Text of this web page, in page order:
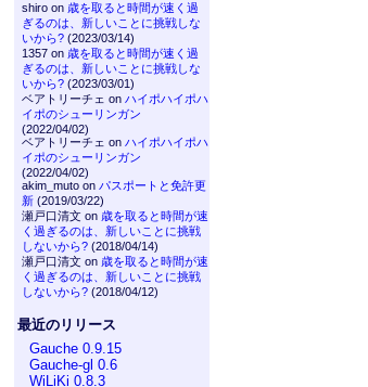
shiro on 歳を取ると時間が速く過
ぎるのは、新しいことに挑戦しな
いから?(2023/03/14)
1357 on 歳を取ると時間が速く過
ぎるのは、新しいことに挑戦しな
いから?(2023/03/01)
ベアトリーチェ on ハイポハイポハ
イポのシューリンガン
(2022/04/02)
ベアトリーチェ on ハイポハイポハ
イポのシューリンガン
(2022/04/02)
akim_muto on パスポートと免許更
新(2019/03/22)
瀬戸口清文 on 歳を取ると時間が速
く過ぎるのは、新しいことに挑戦
しないから?(2018/04/14)
瀬戸口清文 on 歳を取ると時間が速
く過ぎるのは、新しいことに挑戦
しないから?(2018/04/12)
最近のリリース
Gauche 0.9.15
Gauche-gl 0.6
WiLiKi 0.8.3